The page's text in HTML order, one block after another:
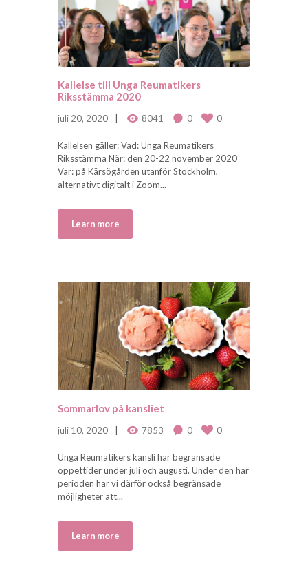
Kallelse till Unga Reumatikers
Riksstämma 2020
juli 20, 2020 8041 0 0
Kallelsen gäller: Vad: Unga Reumatikers
Riksstämma När: den 20-22 november 2020
Var: på Kärsögården utanför Stockholm,
alternativt digitalt i Zoom...
Learn more
Sommarlov på kansliet
juli 10, 2020 7853 0 0
Unga Reumatikers kansli har begränsade
öppettider under juli och augusti. Under den här
perioden har vi därför också begränsade
möjligheter att...
Learn more